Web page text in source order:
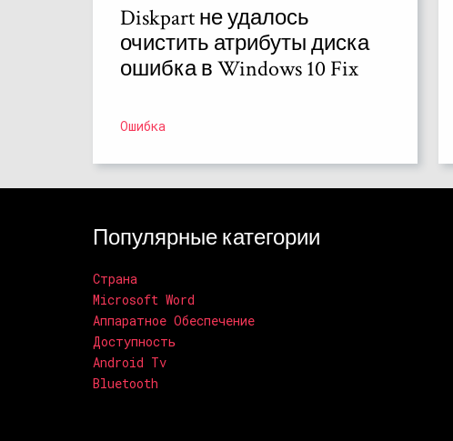
Diskpart не удалось
очистить атрибуты диска
ошибка в Windows 10 Fix
Ошибка
Популярные категории
Страна
Microsoft Word
Аппаратное Обеспечение
Доступность
Android Tv
Bluetooth